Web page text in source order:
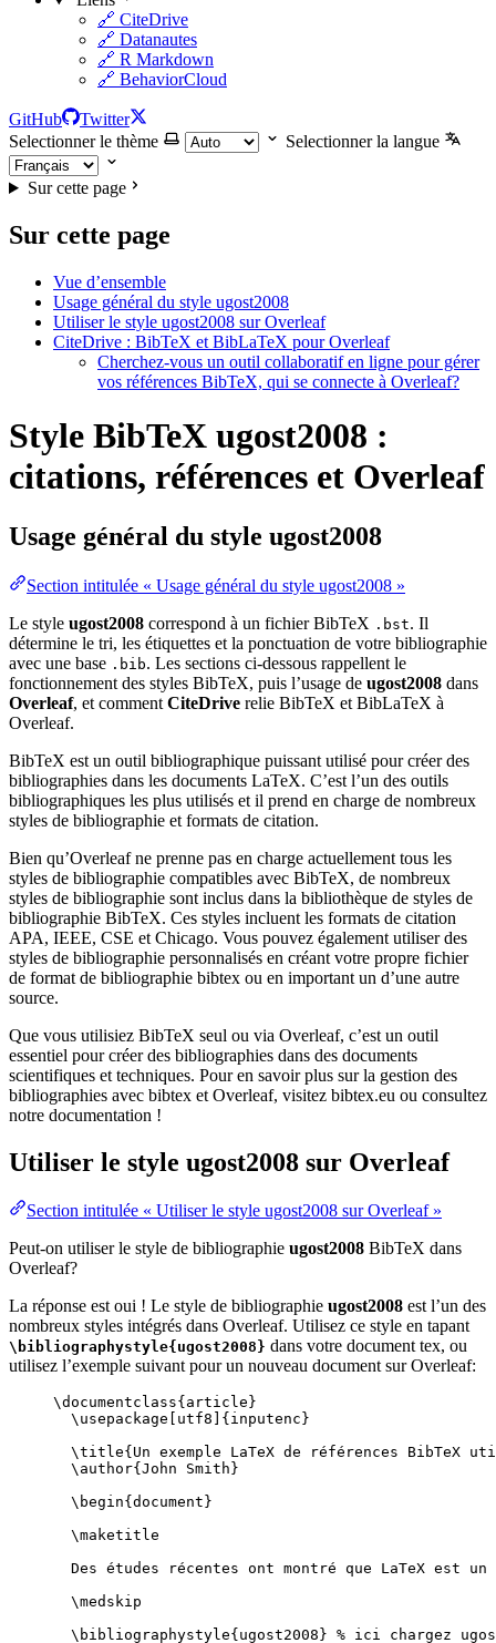
🔗 CiteDrive
🔗 Datanautes
🔗 R Markdown
🔗 BehaviorCloud
GitHub
Twitter
Selectionner le thème
Selectionner la langue
Sur cette page
Sur cette page
Vue d’ensemble
Usage général du style ugost2008
Utiliser le style ugost2008 sur Overleaf
CiteDrive : BibTeX et BibLaTeX pour Overleaf
Cherchez-vous un outil collaboratif en ligne pour gérer
vos références BibTeX, qui se connecte à Overleaf?
Style BibTeX ugost2008 :
citations, références et Overleaf
Usage général du style ugost2008
Section intitulée « Usage général du style ugost2008 »
Le style ugost2008 correspond à un fichier BibTeX .bst. Il
détermine le tri, les étiquettes et la ponctuation de votre bibliographie
avec une base .bib. Les sections ci-dessous rappellent le
fonctionnement des styles BibTeX, puis l’usage de ugost2008 dans
Overleaf, et comment CiteDrive relie BibTeX et BibLaTeX à
Overleaf.
BibTeX est un outil bibliographique puissant utilisé pour créer des
bibliographies dans les documents LaTeX. C’est l’un des outils
bibliographiques les plus utilisés et il prend en charge de nombreux
styles de bibliographie et formats de citation.
Bien qu’Overleaf ne prenne pas en charge actuellement tous les
styles de bibliographie compatibles avec BibTeX, de nombreux
styles de bibliographie sont inclus dans la bibliothèque de styles de
bibliographie BibTeX. Ces styles incluent les formats de citation
APA, IEEE, CSE et Chicago. Vous pouvez également utiliser des
styles de bibliographie personnalisés en créant votre propre fichier
de format de bibliographie bibtex ou en important un d’une autre
source.
Que vous utilisiez BibTeX seul ou via Overleaf, c’est un outil
essentiel pour créer des bibliographies dans des documents
scientifiques et techniques. Pour en savoir plus sur la gestion des
bibliographies avec bibtex et Overleaf, visitez bibtex.eu ou consultez
notre documentation !
Utiliser le style ugost2008 sur Overleaf
Section intitulée « Utiliser le style ugost2008 sur Overleaf »
Peut-on utiliser le style de bibliographie ugost2008 BibTeX dans
Overleaf?
La réponse est oui ! Le style de bibliographie ugost2008 est l’un des
nombreux styles intégrés dans Overleaf. Utilisez ce style en tapant
\bibliographystyle{ugost2008} dans votre document tex, ou
utilisez l’exemple suivant pour un nouveau document sur Overleaf:
\documentclass{ article }
\usepackage
utf8 ]{ inputenc }
\title{Un exemple LaTeX de références
\author{John Smith}
\begin{ document }
\maketitle
Des études récentes ont montré que LaTeX est
\medskip
\bibliographystyle{ugost2008} % ici chargez